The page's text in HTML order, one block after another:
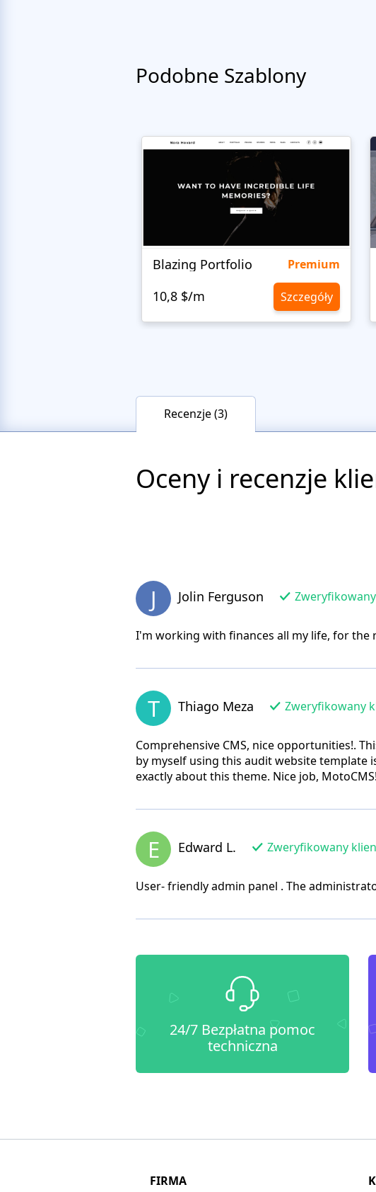
Podobne Szablony
Blazing Portfolio Premium
10,8 $/m Szczegóły
Recenzje (3)
Oceny i recenzje
J Jolin Ferguson
I'm working with finances all my life, for the
T Thiago Meza Zweryfikowany
Comprehensive CMS, nice opportunities!.
by myself using this audit website template
exactly about this theme. Nice job, MotoCMS!
E Edward L. Zweryfikowany
User- friendly admin panel . The
24/7 Bezpłatna pomoc
techniczna
FIRMA